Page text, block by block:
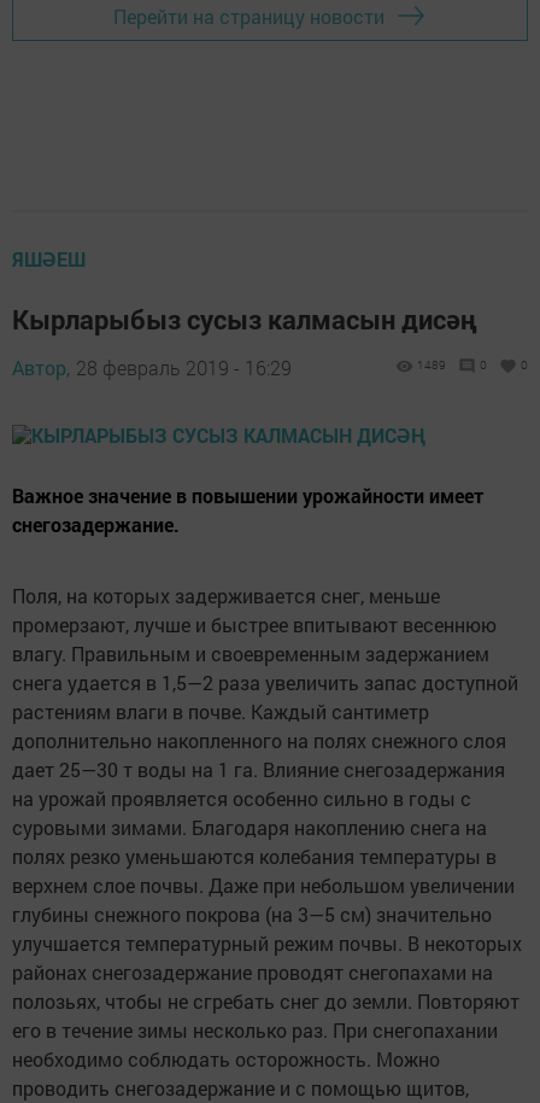
Перейти на страницу новости
ЯШӘЕШ
Кырларыбыз сусыз калмасын дисәң
Автор, 28 февраль 2019 - 16:29 1489 0 0
Важное значение в повышении урожайности имеет
снегозадержание.
Поля, на которых задерживается снег, меньше
промерзают, лучше и быстрее впитывают весеннюю
влагу. Правильным и своевременным задержанием
снега удается в 1,5—2 раза увеличить запас доступной
растениям влаги в почве. Каждый сантиметр
дополнительно накопленного на полях снежного слоя
дает 25—30 т воды на 1 га. Влияние снегозадержания
на урожай проявляется особенно сильно в годы с
суровыми зимами. Благодаря накоплению снега на
полях резко уменьшаются колебания температуры в
верхнем слое почвы. Даже при небольшом увеличении
глубины снежного покрова (на 3—5 см) значительно
улучшается температурный режим почвы. В некоторых
районах снегозадержание проводят снегопахами на
полозьях, чтобы не сгребать снег до земли. Повторяют
его в течение зимы несколько раз. При снегопахании
необходимо соблюдать осторожность. Можно
проводить снегозадержание и с помощью щитов,